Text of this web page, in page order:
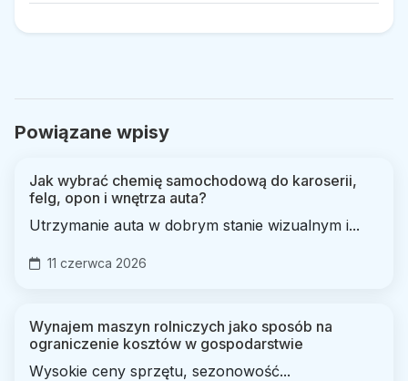
Powiązane wpisy
Jak wybrać chemię samochodową do karoserii,
felg, opon i wnętrza auta?
Utrzymanie auta w dobrym stanie wizualnym i...
11 czerwca 2026
Wynajem maszyn rolniczych jako sposób na
ograniczenie kosztów w gospodarstwie
Wysokie ceny sprzętu, sezonowość...